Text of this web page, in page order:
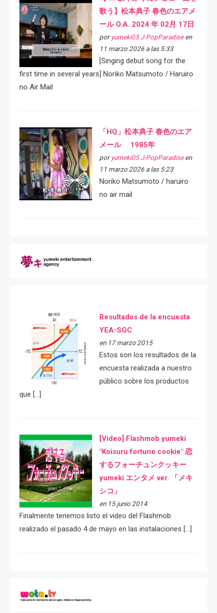
歌う】松本典子 春色のエアメ
ール O.A. 2024 年 02月 17日
por yumeki05 J-PopParadiseen
11 marzo 2026 a las 5:33
[Singing debut song for the
first time in several years] Noriko Matsumoto / Haruiro
no Air Mail
「HQ」松本典子 春色のエア
メール 1985年
por yumeki05 J-PopParadiseen
11 marzo 2026 a las 5:23
Noriko Matsumoto / haruiro
no air mail
Resultados de la encuesta
YEA-SGC
en 17 marzo 2015
Estos son los resultados de la
encuesta realizada a nuestro
público sobre los productos
que […]
[Video] Flashmob yumeki
"Koisuru fortune cookie" 恋
するフォーチュンクッキー
yumeki エンタメ ver. 「メキ
シコ」
en 15 junio 2014
Finalmente tenemos listo el video del Flashmob
realizado el pasado 4 de mayo en las instalaciones […]